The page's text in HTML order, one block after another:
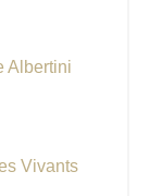
Albertini
Vivants